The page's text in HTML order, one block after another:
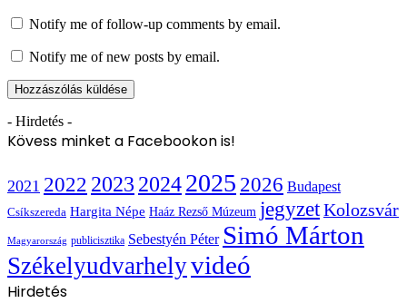
Notify me of follow-up comments by email.
Notify me of new posts by email.
- Hirdetés -
Kövess minket a Facebookon is!
2021 2022 2023 20242025 2026 Budapest
Csíkszereda Hargita Népe Haáz Rezső Múzeum jegyzetKolozsvár
Magyarország publicisztika Sebestyén Péter Simó Márton
Székelyudvarhelyvideó
Hirdetés